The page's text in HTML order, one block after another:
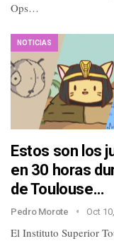
Ops…
NOTICIAS
Estos son los
en 30 horas
de Toulouse…
Pedro Morote Oct
El Instituto Superior